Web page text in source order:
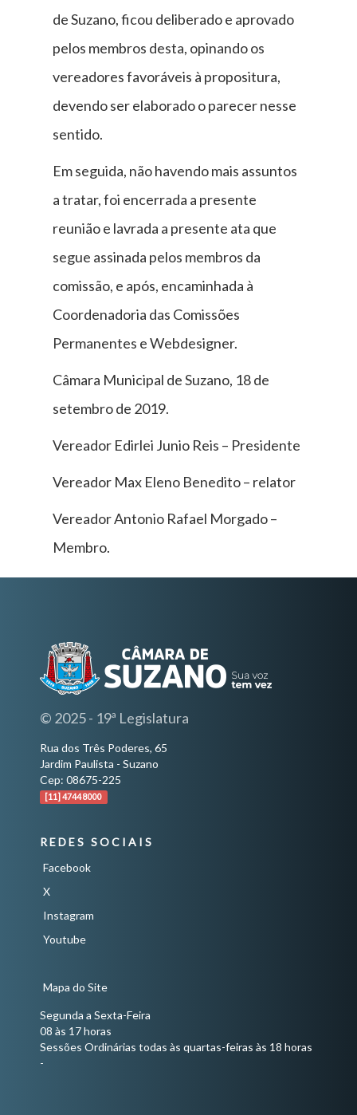
de Suzano, ficou deliberado e aprovado
pelos membros desta, opinando os
vereadores favoráveis à propositura,
devendo ser elaborado o parecer nesse
sentido.
Em seguida, não havendo mais assuntos
a tratar, foi encerrada a presente
reunião e lavrada a presente ata que
segue assinada pelos membros da
comissão, e após, encaminhada à
Coordenadoria das Comissões
Permanentes e Webdesigner.
Câmara Municipal de Suzano, 18 de
setembro de 2019.
Vereador Edirlei Junio Reis – Presidente
Vereador Max Eleno Benedito – relator
Vereador Antonio Rafael Morgado –
Membro.
© 2025 - 19ª Legislatura
Rua dos Três Poderes, 65
Jardim Paulista - Suzano
Cep: 08675-225
[11] 4744 8000
REDES SOCIAIS
Facebook
X
Instagram
Youtube
Mapa do Site
Segunda a Sexta-Feira
08 às 17 horas
Sessões Ordinárias todas às quartas-feiras às 18 horas
-